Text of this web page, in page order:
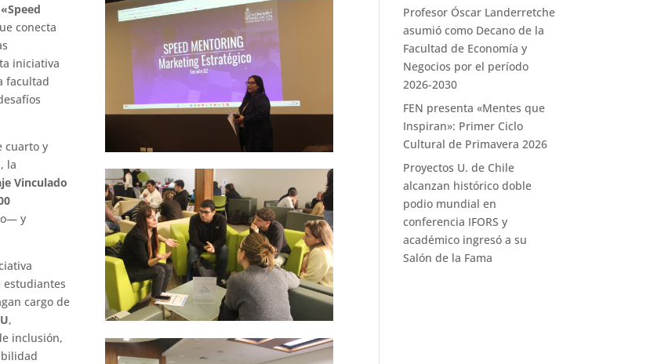
«Speed
conecta
iniciativa
facultad
cuarto y
la
Vinculado
y
estudiantes
cargo de
,
inclusión,
Profesor Óscar Landerretche
asumió como Decano de la
Facultad de Economía y
Negocios por el período
2026-2030
FEN presenta «Mentes que
Inspiran»: Primer Ciclo
Cultural de Primavera 2026
Proyectos U. de Chile
alcanzan histórico doble
podio mundial en
conferencia IFORS y
académico ingresó a su
Salón de la Fama